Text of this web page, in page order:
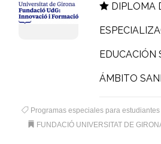
DIPLOMA
EDUCACIÓN
ÁMBITO
Programas especiales para
FUNDACIÓ UNIVERSITAT DE